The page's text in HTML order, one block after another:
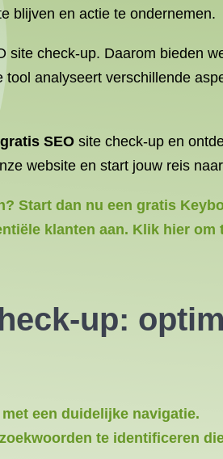
blijven en actie te ondernemen.
site check-up. Daarom bieden
analyseert verschillende
gratis SEO site check-up en
website en start jouw reis
Start dan nu een gratis
klanten aan. Klik hier om
up:
een duidelijke navigatie.
te identificeren